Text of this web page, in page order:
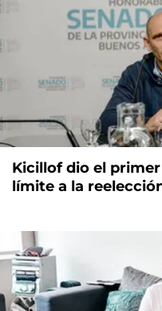
Kicillof dio el
límite a la